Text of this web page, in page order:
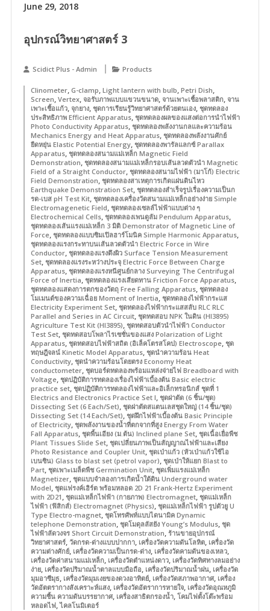
June 29, 2018
อุปกรณ์วิทยาศาสตร์ 3
Scidict Plus - Admin Products
Clinometer, G-clamp, Light lantern with bulb, Petri Dish,
Screen, Vertex, จอรับภาพแบบแขวนขนาด, จานเพาะเชื้อพลาสติก, จาน
เพาะเชื้อแก้ว, จุกยาง, ชุดการเรียนรู้วิทยาศาสตร์ด้วยตนเอง, ชุดทดลอง
ประสิทธิภาพ Efficient Apparatus, ชุดทดลองผลของแสงต่อการนำไฟฟ้า
Photo Conductivity Apparatus, ชุดทดลองพลังงานกลและความร้อน
Mechanics Energy and Heat Apparatus, ชุดทดลองพลังงานศักย์
ยืดหยุ่น Elastic Potential Energy, ชุดทดลองพารัลแลกซ์ Parallax
Apparatus, ชุดทดลองสนามแม่เหล็ก Magnetic Field
Demonstration, ชุดทดลองสนามแม่เหล็กรอบเส้นลวดตัวนำ Magnetic
Field of a Straight Conductor, ชุดทดลองสนามไฟฟ้า (มาโก้) Electric
Field Demonstration, ชุดทดลองสาเหตุการเกิดแผ่นดินไหว
Earthquake Demonstration Set, ชุดทดลองสำเร็จรูปเรื่องความเป็นก
รด-เบส pH Test Kit, ชุดทดลองเครื่องวัดสนามแม่เหล็กอย่างง่าย Simple
Electromagenetic Field, ชุดทดลองเซลล์ไฟฟ้าแบบต่าง ๆ
Electrochemical Cells, ชุดทดลองเพนดูลัม Pendulum Apparatus,
ชุดทดลองเส้นแรงแม่เหล็ก 3 มิติ Demonstrator of Magnetic Line of
Force, ชุดทดลองแบบซิมเปิลฮาร์โมนิค Simple Harmonic Apparatus,
ชุดทดลองแรงกระทาบนเส้นลวดตัวนำ Electric Force in Wire
Conductor, ชุดทดลองแรงตึงผิว Surface Tension Measurement
Set, ชุดทดลองแรงระหว่างประจุ Electric Force Between Charge
Apparatus, ชุดทดลองแรงหนีศูนย์กลาง Surveying The Centrifugal
Force of Inertia, ชุดทดลองแรงเสียดทาน Friction Force Apparatus,
ชุดทดลองแสดงการตกของวัตถุ Free Falling Apparatus, ชุดทดลอง
โมเมนต์ของความเฉื่อย Moment of Inertia, ชุดทดลองไฟฟ้ากระแส
Electricity Experiment Set, ชุดทดลองไฟฟ้ากระแสสลับ RLC RLC
Parallel and Series in AC Circuit, ชุดทดสอบ NPK ในดิน (HI3895)
Agriculture Test Kit (HI3895), ชุดทดสอบตัวนำไฟฟ้า Conductor
Test Set, ชุดทดสอบโพลาไรเซชั่นของแสง Polarization of Light
Apparatus, ชุดทดสอบไฟฟ้าสถิต (อิเล็คโตรสโคป) Electroscope, ชุด
ทฤษฎีจลน์ Kinetic Model Apparatus, ชุดนำความร้อน Heat
Conductivity, ชุดนำความร้อนโดยตรง Economy Heat
conductometer, ชุดบอร์ดทดลองพร้อมแหล่งจ่ายไฟ Breadboard with
Voltage, ชุดปฏิบัติการทดลองเรื่องไฟฟ้าเบื้องต้น Basic electric
practice set, ชุดปฏิบัติการทดลองไฟฟ้าและอิเล็กทรอนิกส์ ชุดที่ 1
Electrics and Electronics Practice Set I, ชุดผ่าตัด (6 ชิ้น/ชุด)
Dissecting Set (6 Each/Set), ชุดผ่าตัดสแตนเลสชุดใหญ่ (14 ชิ้น/ชุด)
Dissecting Set (14 Each/Set), ชุดฝึกไฟฟ้าเบื้องต้น Basic Principle
of Electricity, ชุดพลังงานของน้ำที่ตกจากที่สูง Energy From Water
Fall Apparatus, ชุดพื้นเอียง (ม.ต้น) Inclined plane Set, ชุดเนื้อเยื่อพืช
Plant Tissues Slide Set, ชุดเปลี่ยนภาพเป็นสัญญาณไฟฟ้าและเสียง
Photo Resistance and Coupler Unit, ชุดเป่าแก้ว (หัวเป่าแก้วใช้ไอ
เบนซิน) Glass to blast set (petrol vapor), ชุดเป่าให้แยก Blast to
Part, ชุดเพาะเมล็ดพืช Germination Unit, ชุดเพิ่มแรงแม่เหล็ก
Magnetizer, ชุดแบบจำลองการเกิดน้ำใต้ดิน Underground water
Model, ชุดแฟรงค์เฮิร์ต พร้อมหลอด 2D 21 Frank-Hertz Experiment
with 2D21 , ชุดแม่เหล็กไฟฟ้า (กายภาพ) Electromagnet, ชุดแม่เหล็ก
ไฟฟ้า (ฟิสิกส์) Electromagnet (Physics), ชุดแม่เหล็กไฟฟ้า รูปตัวยู U
Type Electro-magnet, ชุดโทรศัพท์แบบไดนามิค Dynamic
telephone Demonstration, ชุดโมดุลลัสยัง Young’s Modulus, ชุด
ไฟฟ้าลัดวงจร Short Circuit Demonstration, ร้านขายอุปกรณ์
วิทยาศาสตร์, วัดกรด-ด่างแบบปากกา, เครื่องวัดความดันโลหิต, เครื่องวัด
ความต่างศักย์, เครื่องวัดความเป็นกรด-ด่าง, เครื่องวัดคามดันของเหลว,
เครื่องวัดค่าสนามแม่เหล็ก, เครื่องวัดตำแหน่งดาว, เครื่องวัดทิศทางลมอย่าง
ง่าย, เครื่องวัดปริมาณน้ำตาลแบบมือถือ, เครื่องวัดปริมาณน้ำฝน, เครื่องวัด
มุมอาซีมุธ, เครื่องวัดมุมเงยของดวงอาทิตย์, เครื่องวัดสภาพอากาศ, เครื่อง
วัดอัตตรากางสังเคราะห์แสง, เครื่องวัดอัตราการหายใจ, เครื่องวัดอุณหภูมิ
ความชื้น ความดันบรรยากาศ, เครื่องสาธิตกรองน้ำ, โคมไฟตั้งโต๊ะพร้อม
หลอดไฟ,ไคลโนมิเตอร์